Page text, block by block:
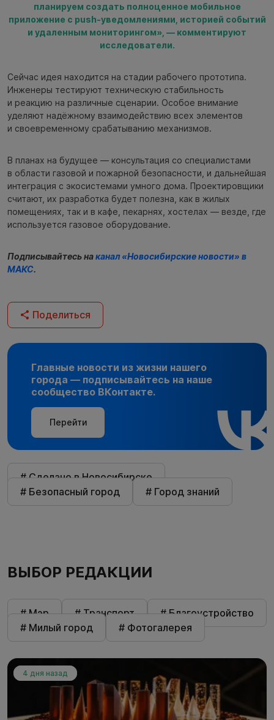
планируем создать полноценное мобильное
приложение с push-уведомлениями, историей событий
и удаленным мониторингом», — комментируют
исследователи.
Сейчас идея находится на стадии рабочего прототипа.
Инженеры тестируют техническую стабильность
и реакцию на различные сценарии. Особое внимание
уделяют надёжному взаимодействию всех элементов
и своевременному срабатыванию механизмов.
В планах на будущее — консультация со специалистами
в области газовой и пожарной безопасности, и дальнейшая
интеграция с экосистемами умного дома. Проектировщики
считают, их разработка будет полезна, как в жилых
помещениях, так и в кафе, пекарнях, хостелах — везде, где
используется газовое оборудование.
Подписывайтесь наканал «Новосибирские новости» в
МАКС.
Поделиться
Главные новости из жизни нашего
города — подписывайтесь на наше
сообщество ВКонтакте.
Перейти
# Сделано в Новосибирске
# Безопасный город
# Город знаний
ВЫБОР РЕДАКЦИИ
# Мэр # Транспорт
# Благоустройство
# Милый город
# Фотогалерея
4 дня назад